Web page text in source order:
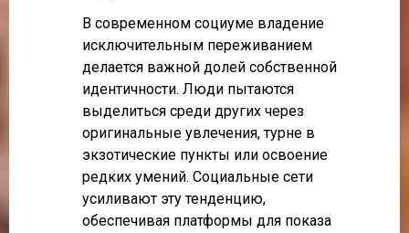
В современном социуме владение
исключительным переживанием
делается важной долей собственной
идентичности. Люди пытаются
выделиться среди других через
оригинальные увлечения, турне в
экзотические пункты или освоение
редких умений. Социальные сети
усиливают эту тенденцию,
обеспечивая платформы для показа